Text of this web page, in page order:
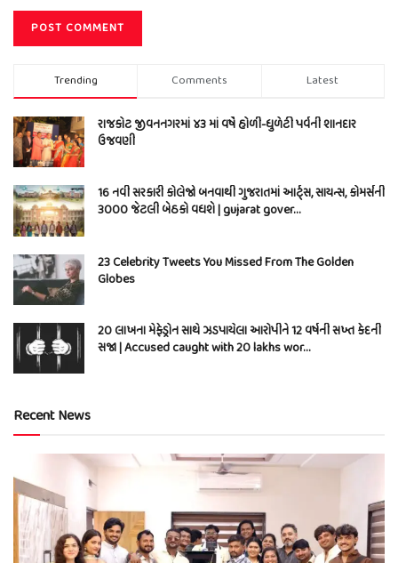
Trending Comments Latest
રાજકોટ જીવનનગરમાં ૪૩ માં વર્ષે હોળી-ધુળેટી પર્વની શાનદાર
ઉજવણી
16 નવી સરકારી કોલેજો બનવાથી ગુજરાતમાં આર્ટ્સ, સાયન્સ, કોમર્સની
3000 જેટલી બેઠકો વધશે | gujarat gover…
23 Celebrity Tweets You Missed From The Golden
Globes
20 લાખના મેફેડ્રોન સાથે ઝડપાયેલા આરોપીને 12 વર્ષની સખ્ત કેદની
સજા | Accused caught with 20 lakhs wor…
Recent News